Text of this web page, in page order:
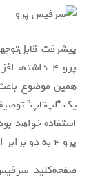
پیشرفت
پرو ۴
همین موضوع
استفاده خواهد
پرو ۴ به دو برابر افزایش یافته است.
صفحه‌کلید